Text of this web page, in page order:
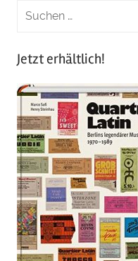
Jetzt erhältlich!